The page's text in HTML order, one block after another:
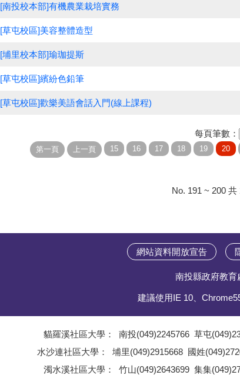
[南投校本部]有機農業栽培實務
[草屯校區]美容整體造型
[埔里校本部]瑜珈提斯
[草屯校區]繽紛色鉛筆
[草屯校區]歡樂美語會話入門(線上課程)
每頁筆數：
No. 191 ~ 200
網站資料開放宣告
南投縣政府教育
建議使用IE 10、
貓羅溪社區大學： 南投(049)2245766 草屯
水沙連社區大學： 埔里(049)2915668 國姓
濁水溪社區大學： 竹山(049)2643699 集集